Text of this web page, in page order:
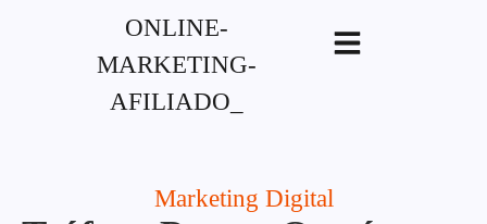
G-XVBZZCFH00pub-
5970489886047746AW-17954400846.
Marketing Digital